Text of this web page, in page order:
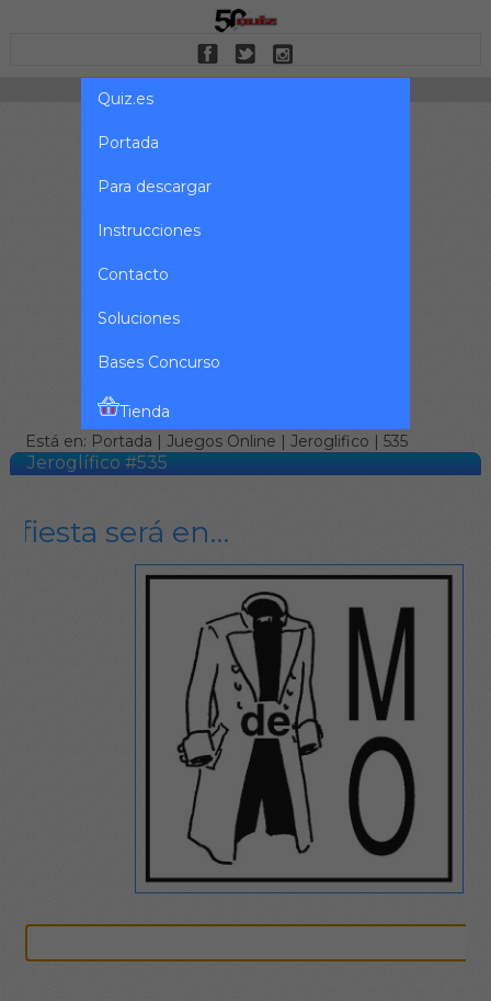
Quiz.es
Portada
Para descargar
Instrucciones
Contacto
Soluciones
Bases Concurso
Tienda
Está en: Portada | Juegos Online | Jeroglifico | 535
Jeroglífico #535
fiesta será en…